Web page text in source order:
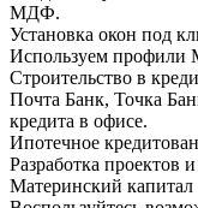
МДФ.
Установка окон под
Используем профили
Строительство в
Почта Банк, Точка
кредита в офисе.
Ипотечное
Разработка проектов
Материнский капитал